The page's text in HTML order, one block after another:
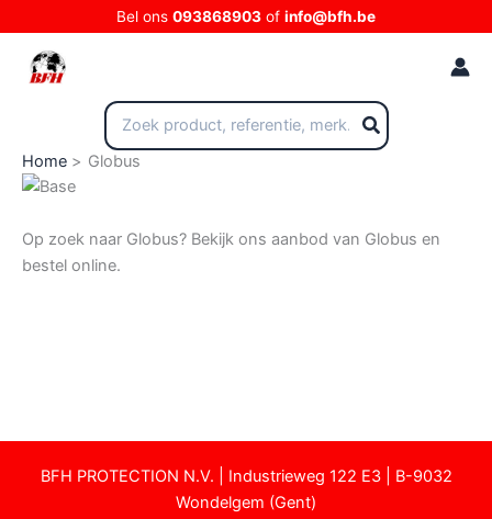
naar
Bel ons 093868903 of info@bfh.be
Zoeken
naar:
Home
Globus
Op zoek naar Globus? Bekijk ons aanbod van Globus en
bestel online.
BFH PROTECTION N.V. | Industrieweg 122 E3 | B-9032
Wondelgem (Gent)